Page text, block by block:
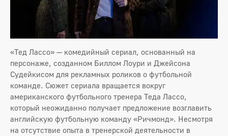
«Тед Лассо» — комедийный сериал, основанный на
персонаже, созданном Биллом Лоури и Джейсона
Судейкисом для рекламных роликов о футбольной
команде. Сюжет сериала вращается вокруг
американского футбольного тренера Теда Лассо,
который неожиданно получает предложение возглавить
английскую футбольную команду «Ричмонд». Несмотря
на отсутствие опыта в тренерской деятельности в